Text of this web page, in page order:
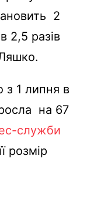
2
2,5 разів
з 1 липня в
на 67
служби
розмір